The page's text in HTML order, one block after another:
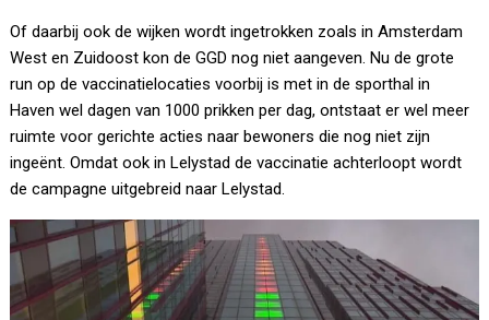
Of daarbij ook de wijken wordt ingetrokken zoals in Amsterdam
West en Zuidoost kon de GGD nog niet aangeven. Nu de grote
run op de vaccinatielocaties voorbij is met in de sporthal in
Haven wel dagen van 1000 prikken per dag, ontstaat er wel meer
ruimte voor gerichte acties naar bewoners die nog niet zijn
ingeënt. Omdat ook in Lelystad de vaccinatie achterloopt wordt
de campagne uitgebreid naar Lelystad.